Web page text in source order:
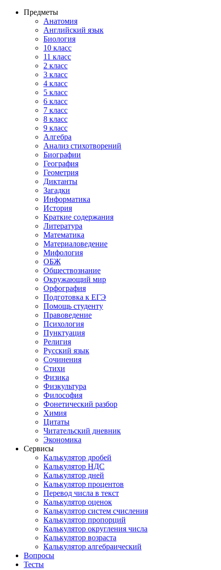
Предметы
Анатомия
Английский язык
Биология
10 класс
11 класс
2 класс
3 класс
4 класс
5 класс
6 класс
7 класс
8 класс
9 класс
Алгебра
Анализ стихотворений
Биографии
География
Геометрия
Диктанты
Загадки
Информатика
История
Краткие содержания
Литература
Математика
Материаловедение
Мифология
ОБЖ
Обществознание
Окружающий мир
Орфография
Подготовка к ЕГЭ
Помощь студенту
Правоведение
Психология
Пунктуация
Религия
Русский язык
Сочинения
Стихи
Физика
Физкультура
Философия
Фонетический разбор
Химия
Цитаты
Читательский дневник
Экономика
Сервисы
Калькулятор дробей
Калькулятор НДС
Калькулятор дней
Калькулятор процентов
Перевод числа в текст
Калькулятор оценок
Калькулятор систем счисления
Калькулятор пропорций
Калькулятор округления числа
Калькулятор возраста
Калькулятор алгебраический
Вопросы
Тесты